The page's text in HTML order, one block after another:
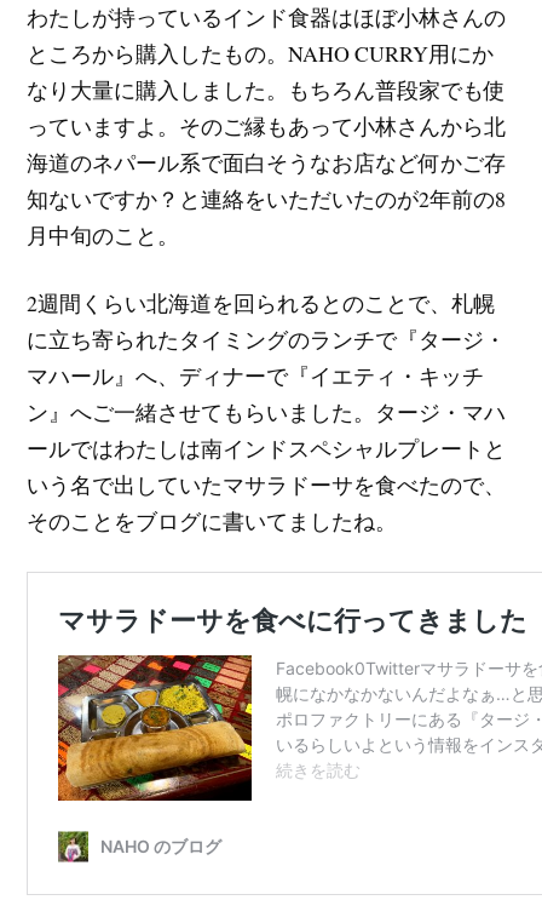
わたしが持っているインド食器はほぼ小林さんの
ところから購入したもの。NAHO CURRY用にか
なり大量に購入しました。もちろん普段家でも使
っていますよ。そのご縁もあって小林さんから北
海道のネパール系で面白そうなお店など何かご存
知ないですか？と連絡をいただいたのが2年前の8
月中旬のこと。
2週間くらい北海道を回られるとのことで、札幌
に立ち寄られたタイミングのランチで『タージ・
マハール』へ、ディナーで『イエティ・キッチ
ン』へご一緒させてもらいました。タージ・マハ
ールではわたしは南インドスペシャルプレートと
いう名で出していたマサラドーサを食べたので、
そのことをブログに書いてましたね。